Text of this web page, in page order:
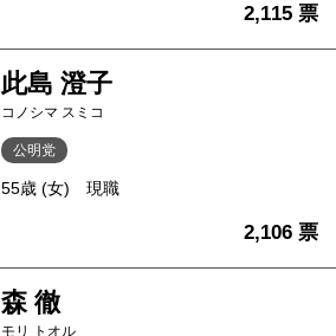
2,115 票
此島 澄子
コノシマ スミコ
公明党
55歳 (女) 現職
2,106 票
森 徹
モリ トオル